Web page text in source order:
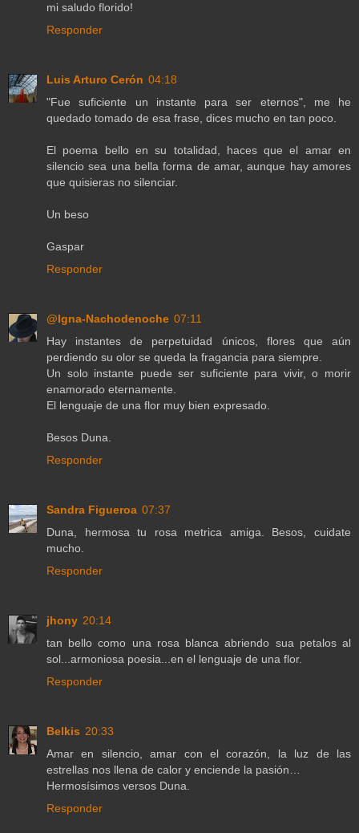
mi saludo florido!
Responder
Luis Arturo Cerón 04:18
"Fue suficiente un instante para ser eternos", me he
quedado tomado de esa frase, dices mucho en tan poco.
El poema bello en su totalidad, haces que el amar en
silencio sea una bella forma de amar, aunque hay amores
que quisieras no silenciar.
Un beso
Gaspar
Responder
@Igna-Nachodenoche 07:11
Hay instantes de perpetuidad únicos, flores que aún
perdiendo su olor se queda la fragancia para siempre.
Un solo instante puede ser suficiente para vivir, o morir
enamorado eternamente.
El lenguaje de una flor muy bien expresado.
Besos Duna.
Responder
Sandra Figueroa 07:37
Duna, hermosa tu rosa metrica amiga. Besos, cuidate
mucho.
Responder
jhony 20:14
tan bello como una rosa blanca abriendo sua petalos al
sol...armoniosa poesia...en el lenguaje de una flor.
Responder
Belkis 20:33
Amar en silencio, amar con el corazón, la luz de las
estrellas nos llena de calor y enciende la pasión…
Hermosísimos versos Duna.
Responder